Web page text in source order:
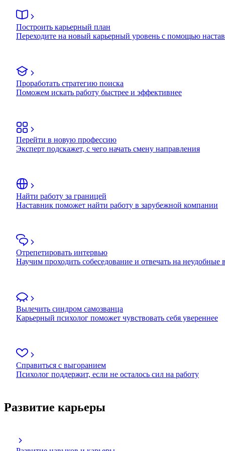
Построить карьерный план
Переходите на новый карьерный уровень с помощью
Проработать стратегию поиска
Поможем искать работу быстрее и эффективнее
Перейти в новую профессию
Эксперт подскажет, с чего начать смену направления
Найти работу за границей
Наставник поможет найти работу в зарубежной компании
Отрепетировать интервью
Научим проходить собеседование и отвечать на неудобные
Вылечить синдром самозванца
Карьерный психолог поможет чувствовать себя увереннее
Справиться с выгоранием
Психолог поддержит, если не осталось сил на работу
Развитие карьеры